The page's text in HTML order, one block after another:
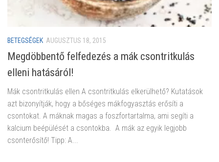
BETEGSÉGEK AUGUSZTUS 18, 2015
Megdöbbentő felfedezés a mák csontritkulás
elleni hatásáról!
Mák csontritkulás ellen A csontritkulás elkerülhető? Kutatások
azt bizonyítják, hogy a bőséges mákfogyasztás erősíti a
csontokat. A máknak magas a foszfortartalma, ami segíti a
kalcium beépülését a csontokba. A mák az egyik legjobb
csonterősítő! Tipp: A...